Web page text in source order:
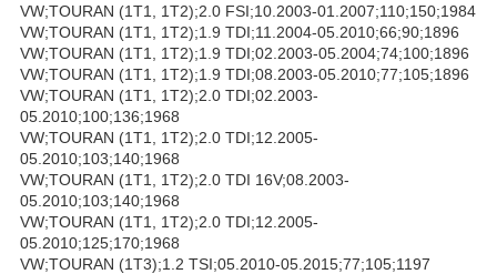
VW;TOURAN (1T1, 1T2);2.0 FSI;10.2003-01.2007;110;150;1984
VW;TOURAN (1T1, 1T2);1.9 TDI;11.2004-05.2010;66;90;1896
VW;TOURAN (1T1, 1T2);1.9 TDI;02.2003-05.2004;74;100;1896
VW;TOURAN (1T1, 1T2);1.9 TDI;08.2003-05.2010;77;105;1896
VW;TOURAN (1T1, 1T2);2.0 TDI;02.2003-
05.2010;100;136;1968
VW;TOURAN (1T1, 1T2);2.0 TDI;12.2005-
05.2010;103;140;1968
VW;TOURAN (1T1, 1T2);2.0 TDI 16V;08.2003-
05.2010;103;140;1968
VW;TOURAN (1T1, 1T2);2.0 TDI;12.2005-
05.2010;125;170;1968
VW;TOURAN (1T3);1.2 TSI;05.2010-05.2015;77;105;1197